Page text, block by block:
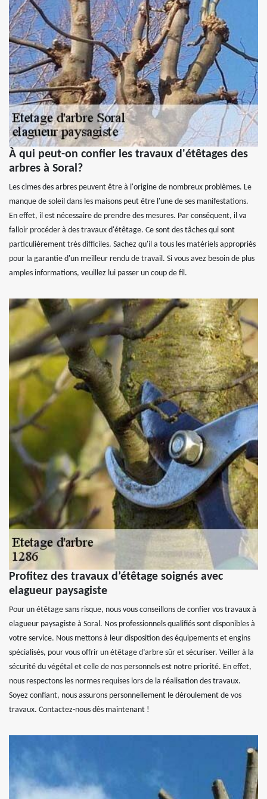
À qui peut-on confier les travaux d'étêtages des
arbres à Soral?
Les cimes des arbres peuvent être à l'origine de nombreux problèmes. Le
manque de soleil dans les maisons peut être l'une de ses manifestations.
En effet, il est nécessaire de prendre des mesures. Par conséquent, il va
falloir procéder à des travaux d'étêtage. Ce sont des tâches qui sont
particulièrement très difficiles. Sachez qu'il a tous les matériels appropriés
pour la garantie d'un meilleur rendu de travail. Si vous avez besoin de plus
amples informations, veuillez lui passer un coup de fil.
Profitez des travaux d’étêtage soignés avec
elagueur paysagiste
Pour un étêtage sans risque, nous vous conseillons de confier vos travaux à
elagueur paysagiste à Soral. Nos professionnels qualifiés sont disponibles à
votre service. Nous mettons à leur disposition des équipements et engins
spécialisés, pour vous offrir un étêtage d’arbre sûr et sécuriser. Veiller à la
sécurité du végétal et celle de nos personnels est notre priorité. En effet,
nous respectons les normes requises lors de la réalisation des travaux.
Soyez confiant, nous assurons personnellement le déroulement de vos
travaux. Contactez-nous dès maintenant !